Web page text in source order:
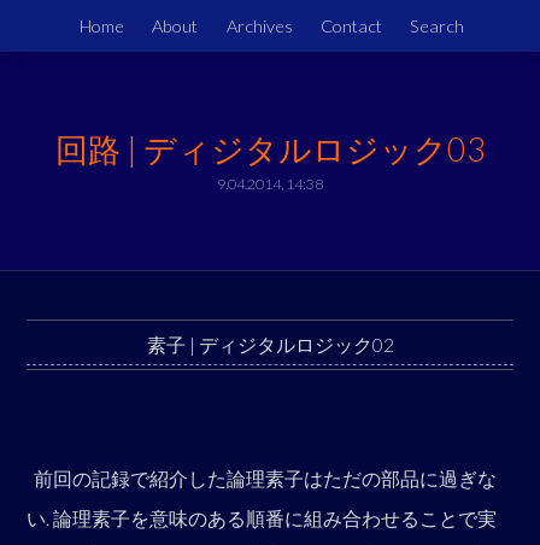
Home About Archives Contact Search
回路 | ディジタルロジック03
9.04.2014, 14:38
素子 | ディジタルロジック02
前回の記録で紹介した論理素子はただの部品に過ぎな
い. 論理素子を意味のある順番に組み合わせることで実